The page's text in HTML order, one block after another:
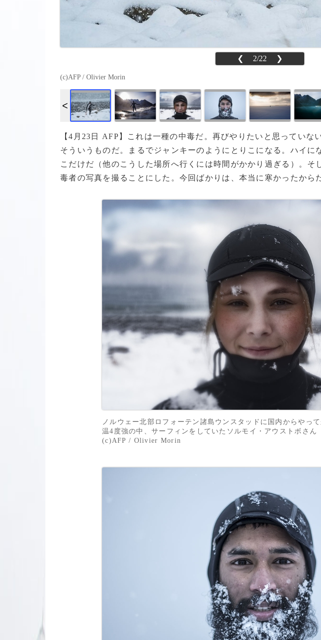
❮ 2/22 ❯
(c)AFP / Olivier Morin
【4月23日 AFP】これは一種の中毒だ。再びやりたいと思っていな
そういうものだ。まるでジャンキーのようにとりこになる。ハイに
こだけだ（他のこうした場所へ行くには時間がかかり過ぎる）。そ
毒者の写真を撮ることにした。今回ばかりは、本当に寒かったから
ノルウェー北部ロフォーテン諸島ウンスタッドに国内からやっ
温4度強の中、サーフィンをしていたソルモイ・アウストボさん
(c)AFP / Olivier Morin